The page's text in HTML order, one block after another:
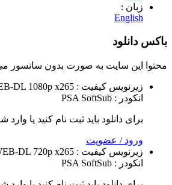
سایت به صورتبدون سانسورمی باشد
کیفیت : WEB-DL 1080p x265
حجم : GB 1.4
SoftSub
دانلود باید ثبت نام کنید یا وارد شوید
/ عضویت
کیفیت : WEB-DL 720p x265
حجم : 680 MB
SoftSub